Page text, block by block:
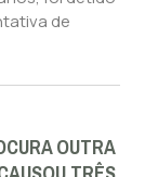
de
OUTRA